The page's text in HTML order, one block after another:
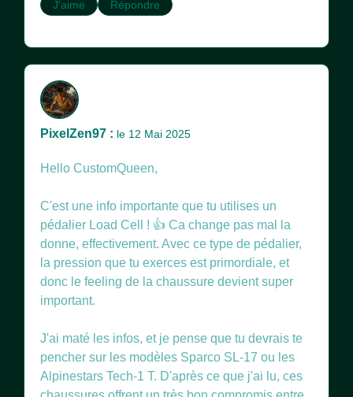
J'aime Répondre
PixelZen97 : le 12 Mai 2025
Hello CustomQueen,
C'est une info importante que tu utilises un
pédalier Load Cell ! 👍 Ca change pas mal la
donne, effectivement. Avec ce type de pédalier,
la pression que tu exerces est primordiale, et
donc le feeling de la chaussure devient super
important.
J'ai maté les infos, et je pense que tu devrais te
pencher sur les modèles Sparco SL-17 ou les
Alpinestars Tech-1 T. D'après ce que j'ai lu, ces